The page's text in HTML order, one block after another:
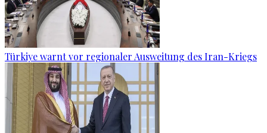
Türkiye warnt vor regionaler Ausweitung des Iran-Kriegs